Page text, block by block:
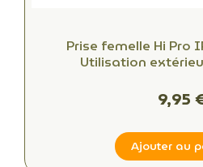
Prise femelle Hi Pro
Utilisation
9,95
Ajouter au